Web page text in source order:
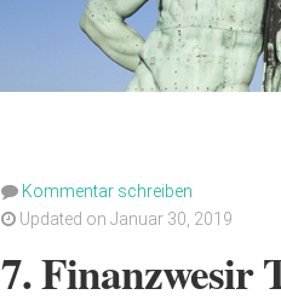
Kommentar schreiben
Updated on Januar 30, 2019
7. Finanzwesir